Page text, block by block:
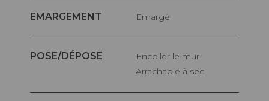
EMARGEMENT Emargé
POSE/DÉPOSE
Encoller le mur
Arrachable à sec